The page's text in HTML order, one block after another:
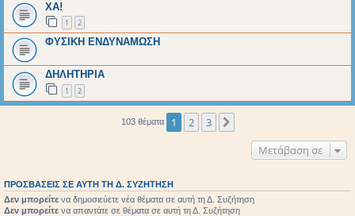
XA!
1 2
ΦΥΣΙΚΗ ΕΝΔΥΝΑΜΩΣΗ
ΔΗΛΗΤΗΡΙΑ
1 2
103 θέματα 1 2 3
Μετάβαση σε
ΠΡΟΣΒΆΣΕΙΣ ΣΕ ΑΥΤΉ ΤΗ Δ. ΣΥΖΉΤΗΣΗ
Δεν μπορείτε να δημοσιεύετε νέα θέματα σε αυτή τη Δ. Συζήτηση
Δεν μπορείτε να απαντάτε σε θέματα σε αυτή τη Δ. Συζήτηση